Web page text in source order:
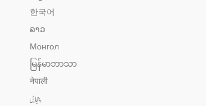
한국어
ລາວ
Монгол
မြန်မာဘာသာ
नेपाली
پنجابی